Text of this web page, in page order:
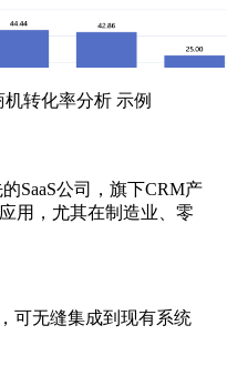
转化率分析 示例
SaaS公司，旗下CRM产
用，尤其在制造业、零
可无缝集成到现有系统